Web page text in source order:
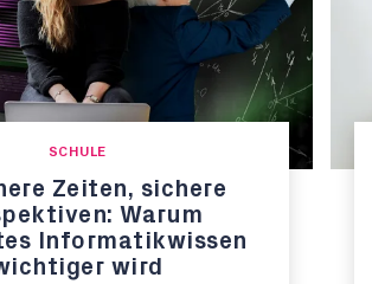
SCHULE
Zeiten, sichere
Warum
Informatikwissen
wird